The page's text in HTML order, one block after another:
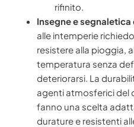
rifinito.
Insegne e segnaletica
alle intemperie
resistere alla pioggia,
temperatura senza
deteriorarsi. La
agenti atmosferici del
fanno una scelta
durature e resistenti